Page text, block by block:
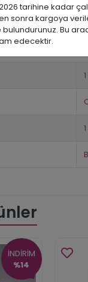
30 Dakika
değildir.
İNDİRİM
%14
tarihine kadar
sonra kargoya
Bu
edecektir.